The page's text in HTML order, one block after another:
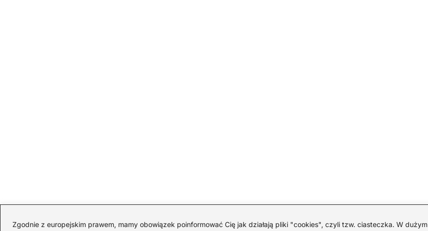
Zgodnie z europejskim prawem, mamy obowiązek poinformować Cię jak działają pliki "cookies", czyli tzw. ciasteczka. W dużym